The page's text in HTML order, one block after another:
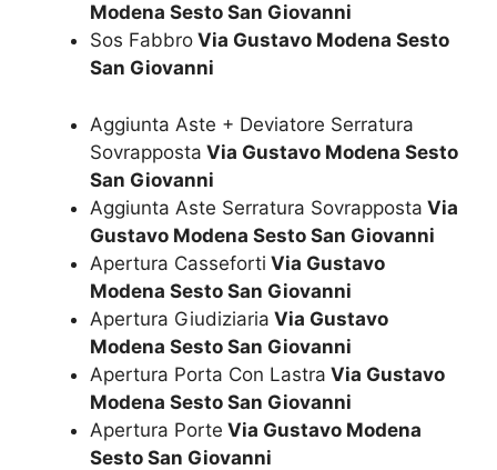
Modena Sesto San Giovanni
Sos Fabbro Via Gustavo Modena Sesto
San Giovanni
Aggiunta Aste + Deviatore Serratura
Sovrapposta Via Gustavo Modena Sesto
San Giovanni
Aggiunta Aste Serratura Sovrapposta Via
Gustavo Modena Sesto San Giovanni
Apertura Casseforti Via Gustavo
Modena Sesto San Giovanni
Apertura Giudiziaria Via Gustavo
Modena Sesto San Giovanni
Apertura Porta Con Lastra Via Gustavo
Modena Sesto San Giovanni
Apertura Porte Via Gustavo Modena
Sesto San Giovanni